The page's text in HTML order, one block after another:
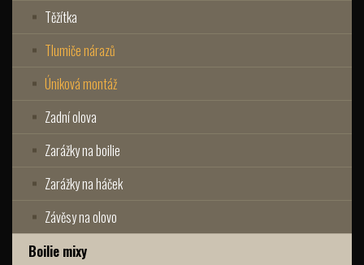
Těžítka
Tlumiče nárazů
Úniková montáž
Zadní olova
Zarážky na boilie
Zarážky na háček
Závěsy na olovo
Boilie mixy